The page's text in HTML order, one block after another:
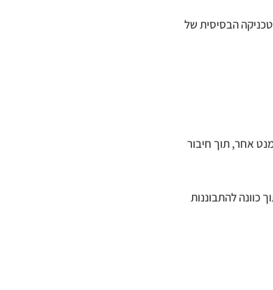
הבסיסית של
אחר, תוך חיבור
כוונה להתבוננות